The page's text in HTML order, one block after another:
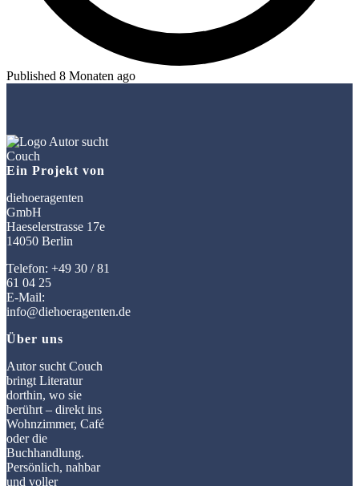
Published 8 Monaten ago
Ein Projekt von
diehoeragenten
GmbH
Haeselerstrasse 17e
14050 Berlin
Telefon: +49 30 / 81
61 04 25
E-Mail:
info@diehoeragenten.de
Über uns
Autor sucht Couch
bringt Literatur
dorthin, wo sie
berührt – direkt ins
Wohnzimmer, Café
oder die
Buchhandlung.
Persönlich, nahbar
und voller